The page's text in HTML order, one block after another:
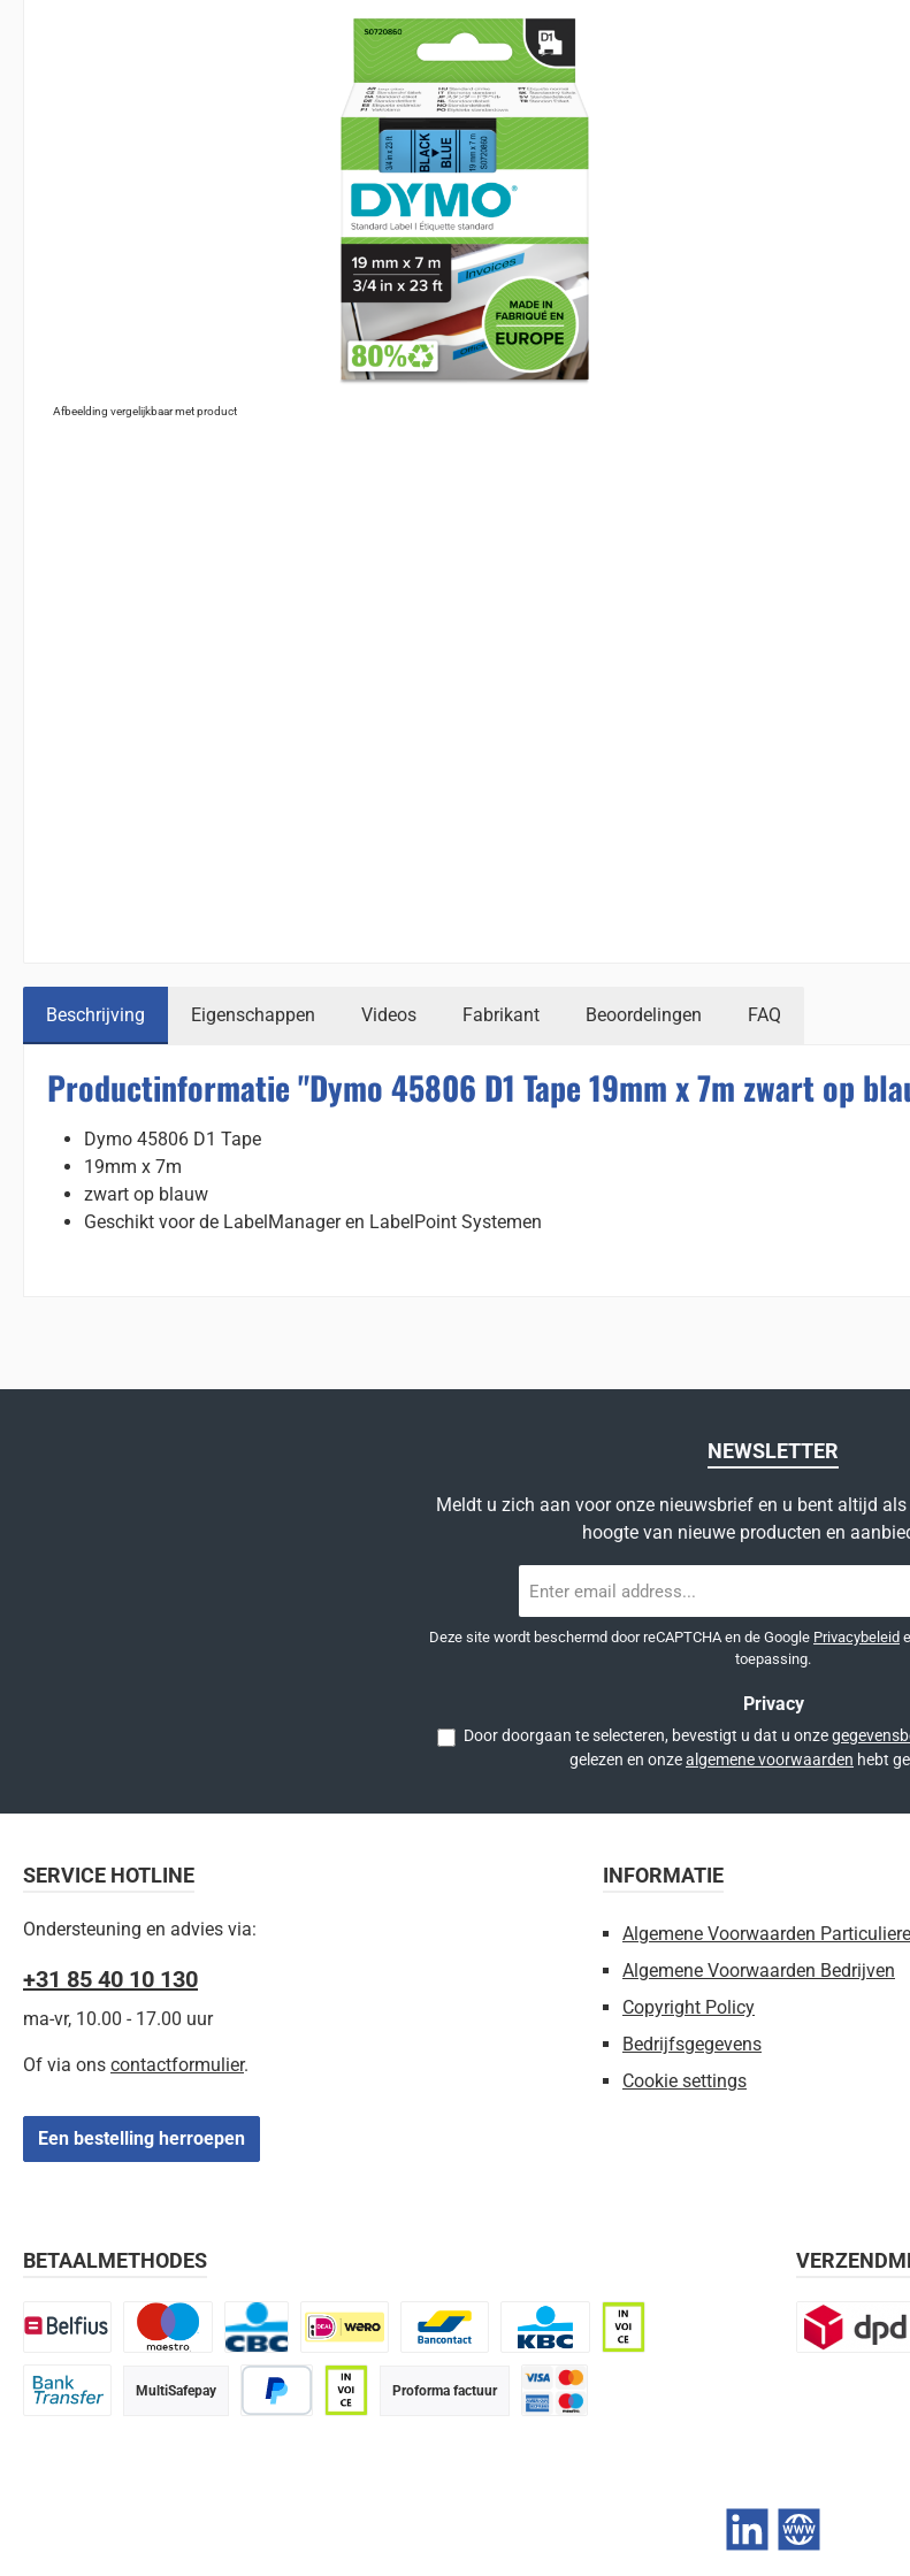
Afbeelding vergelijkbaar met product
Beschrijving Eigenschappen Videos Fabrikant Beoordelingen FAQ
Productinformatie "Dymo 45806 D1 Tape 19mm x 7m zwart op
Dymo 45806 D1 Tape
19mm x 7m
zwart op blauw
Geschikt voor de LabelManager en LabelPoint Systemen
NEWSLETTER
Meldt u zich aan voor onze nieuwsbrief en u bent altijd als
hoogte van nieuwe producten en
mailadres
Deze site wordt beschermd door reCAPTCHA en de Google Privacybeleid
toepassing.
Privacy
Door doorgaan te selecteren, bevestigt u dat u onze
gelezen en onzealgemene voorwaarden hebt
SERVICE HOTLINE
Ondersteuning en advies via:
+31 85 40 10 130
ma-vr, 10.00 - 17.00 uur
Of via ons contactformulier.
Een bestelling herroepen
INFORMATIE
Algemene Voorwaarden
Algemene Voorwaarden Bedrijven
Copyright Policy
Bedrijfsgegevens
Cookie settings
BETAALMETHODES
iDEAL | Wero
MultiSafepay Proforma factuur
CBC
LinkedIn Website